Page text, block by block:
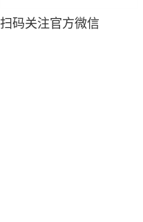
扫码关注官方微信